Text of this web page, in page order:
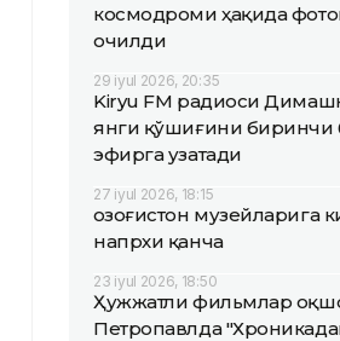
космодроми ҳақида
очилди
29 iyul 2026, 20:35
Kiryu FM радиоси
янги қўшиғини биринчи
эфирга узатади
27 iyul 2026, 18:15
Қозоғистон музейларига
напрхи қанча
23 iyul 2026, 18:50
Ҳужжатли фильмлар
Петропавлда